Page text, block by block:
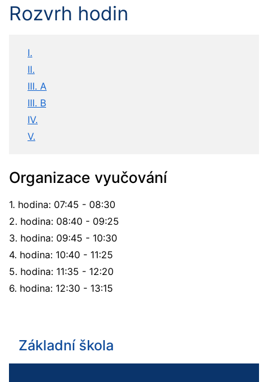
Rozvrh hodin
I.
II.
III. A
III. B
IV.
V.
Organizace vyučování
1. hodina: 07:45 - 08:30
2. hodina: 08:40 - 09:25
3. hodina: 09:45 - 10:30
4. hodina: 10:40 - 11:25
5. hodina: 11:35 - 12:20
6. hodina: 12:30 - 13:15
Základní škola